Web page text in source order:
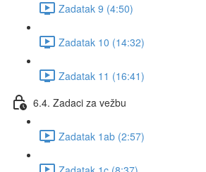
Zadatak 9 (4:50)
Zadatak 10 (14:32)
Zadatak 11 (16:41)
6.4. Zadaci za vežbu
Zadatak 1ab (2:57)